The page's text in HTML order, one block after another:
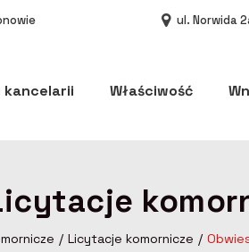
ul. Norwida
kancelarii Właściwość
Licytacje komornicze